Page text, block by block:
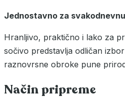
Jednostavno za
Hranljivo, praktično i lako za
sočivo predstavlja odličan
raznovrsne obroke pune
Način pripreme